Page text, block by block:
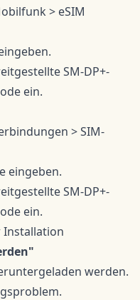
> eSIM
SM-DP+-
ein.
> SIM-
eingeben.
SM-DP+-
ein.
Installation
werden.